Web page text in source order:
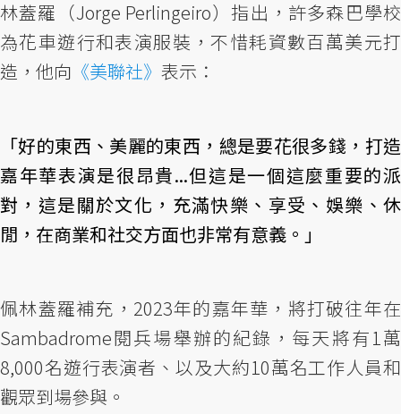
林蓋羅（Jorge Perlingeiro）指出，許多森巴學校
為花車遊行和表演服裝，不惜耗資數百萬美元打
造，他向 《美聯社》 表示：
「好的東西、美麗的東西，總是要花很多錢，打造
嘉年華表演是很昂貴...但這是一個這麼重要的派
對，這是關於文化，充滿快樂、享受、娛樂、休
閒，在商業和社交方面也非常有意義。」
佩林蓋羅補充，2023年的嘉年華，將打破往年在
Sambadrome閱兵場舉辦的紀錄，每天將有1萬
8,000名遊行表演者、以及大約10萬名工作人員和
觀眾到場參與。